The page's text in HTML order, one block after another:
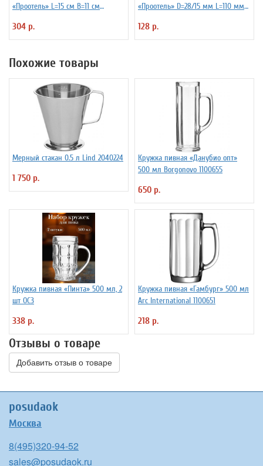
«Проотель» L=15 см B=11 см
304 р.
«Проотель» D=28/15 мм L=110 мм
128 р.
Похожие товары
Мерный стакан 0.5 л Lind 2040224
1 750 р.
Кружка пивная «Данубио опт»
500 мл Borgonovo 1100655
650 р.
Кружка пивная «Пинта» 500 мл, 2
шт ОСЗ
338 р.
Кружка пивная «Гамбург» 500 мл
Arc International 1100651
218 р.
Отзывы о товаре
Добавить отзыв о товаре
posudaok
Москва
8(495)320-94-52
sales@posudaok.ru